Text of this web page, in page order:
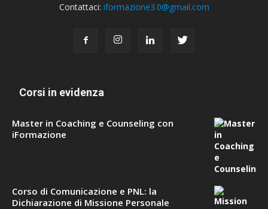
Contattaci: iformazione3.0@gmail.com
Corsi in evidenza
Master in Coaching e Counseling con
iFormazione
Corso di Comunicazione e PNL: la
Dichiarazione di Missione Personale